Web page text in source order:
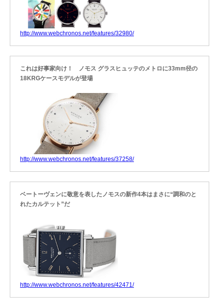
http://www.webchronos.net/features/32980/
これは好事家向け！ ノモス グラスヒュッテのメトロに33mm径の
18KRGケースモデルが登場
http://www.webchronos.net/features/37258/
ベートーヴェンに敬意を表したノモスの新作4本はまさに“調和のと
れたカルテット”だ
http://www.webchronos.net/features/42471/